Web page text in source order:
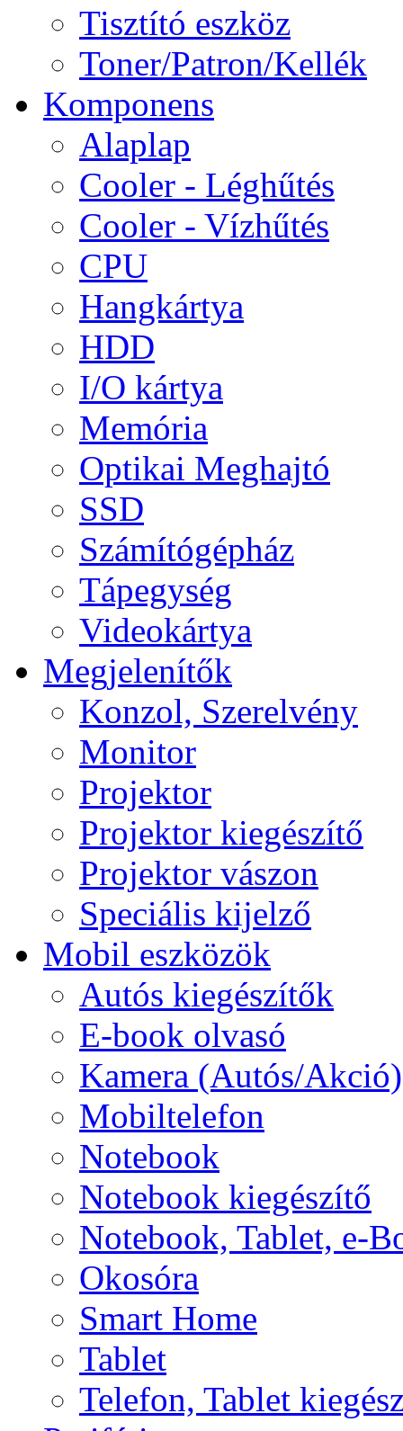
Tisztító eszköz
Toner/Patron/Kellék
Komponens
Alaplap
Cooler - Léghűtés
Cooler - Vízhűtés
CPU
Hangkártya
HDD
I/O kártya
Memória
Optikai Meghajtó
SSD
Számítógépház
Tápegység
Videokártya
Megjelenítők
Konzol, Szerelvény
Monitor
Projektor
Projektor kiegészítő
Projektor vászon
Speciális kijelző
Mobil eszközök
Autós kiegészítők
E-book olvasó
Kamera (Autós/Akció)
Mobiltelefon
Notebook
Notebook kiegészítő
Notebook, Tablet, e-
Okosóra
Smart Home
Tablet
Telefon, Tablet